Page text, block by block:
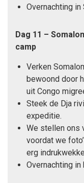
Overnachting in
Dag 11 –
camp
Verken
bewoond door
uit Congo
Steek de Dja
expeditie.
We stellen ons
voordat we
erg
Overnachting in